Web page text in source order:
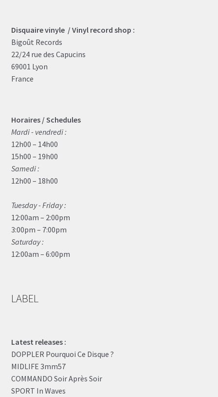
Disquaire vinyle / Vinyl record shop :
Bigoût Records
22/24 rue des Capucins
69001 Lyon
France
Horaires / Schedules
Mardi - vendredi :
12h00 – 14h00
15h00 – 19h00
Samedi :
12h00 – 18h00
Tuesday - Friday :
12:00am – 2:00pm
3:00pm – 7:00pm
Saturday :
12:00am – 6:00pm
LABEL
Latest releases :
DOPPLER Pourquoi Ce Disque ?
MIDLIFE 3mm57
COMMANDO Soir Après Soir
SPORT In Waves